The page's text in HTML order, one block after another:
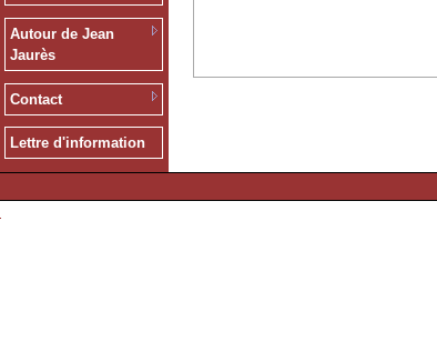
Autour de Jean
Jaurès
Contact
Lettre d'information